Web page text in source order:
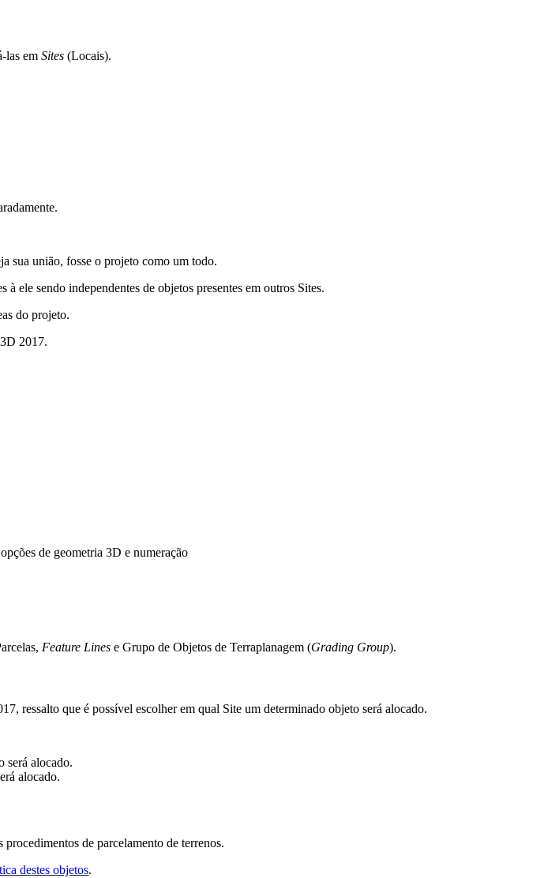
las emSites (Locais).
sua união, fosse o projeto como um todo.
ele sendo independentes de objetos presentes em outros Sites.
do projeto.
2017.
de geometria 3D e numeração
Feature Lines e Grupo de Objetos de Terraplanagem (Grading Group).
ressalto que é possível escolher em qual Site um determinado objeto será alocado.
alocado.
de parcelamento de terrenos.
destes objetos.